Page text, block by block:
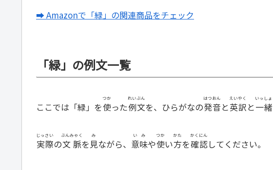
➡ Amazonで「緑」の関連商品をチェック
「緑」の例文一覧
ここでは「緑」を使
つか
った例文
れいぶん
を、ひらがなの発音
はつおん
と英訳
えいやく
と一緒
いっしょ
実際
じっさい
の文脈
ぶんみゃく
を 見
み
ながら、 意味
いみ
や使
つか
い方
かた
を確認
かくにん
してください。